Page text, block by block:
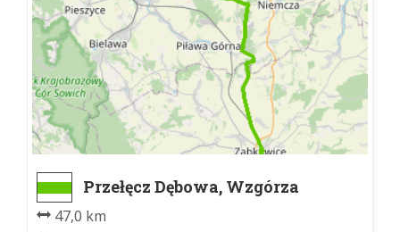
Przełęcz Dębowa, Wzgórza
Krzyżowe (granica znakowania)
- Przełęcz Srebrna
47,0 km